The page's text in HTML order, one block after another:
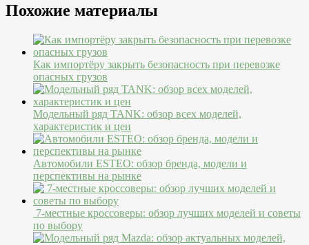
Похожие материалы
Как импортёру закрыть безопасность при перевозке
опасных грузов
Модельный ряд TANK: обзор всех моделей,
характеристик и цен
Автомобили ESTEO: обзор бренда, модели и
перспективы на рынке
7-местные кроссоверы: обзор лучших моделей и советы
по выбору